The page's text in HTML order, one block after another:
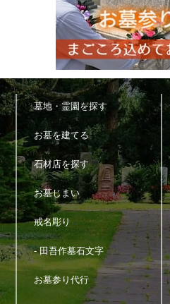
墓地・霊園を探す
お墓を建てる
石材店を探す
お墓じまい
戒名彫り
- 田吾作墓石文字
お墓参り代行